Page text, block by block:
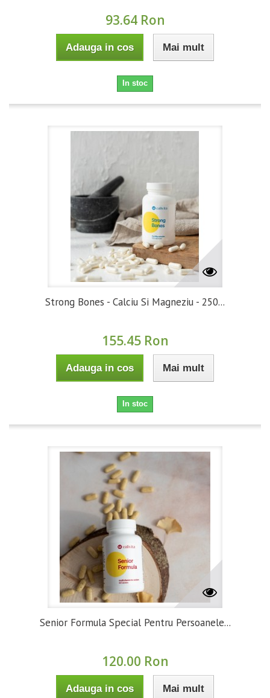
93.64 Ron
Adauga in cos Mai mult
In stoc
Strong Bones - Calciu Si Magneziu - 250...
155.45 Ron
Adauga in cos Mai mult
In stoc
Senior Formula Special Pentru Persoanele...
120.00 Ron
Adauga in cos Mai mult